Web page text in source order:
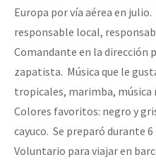
Europa por vía aérea en
responsable local,
Comandante en la
zapatista. Música que le
tropicales, marimba, música
Colores favoritos: negro y
cayuco. Se preparó durante
Voluntario para viajar en